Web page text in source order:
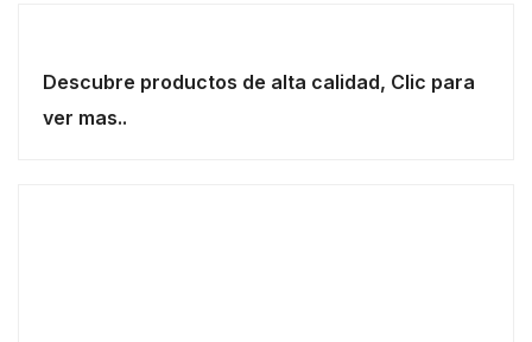
Descubre productos de alta calidad, Clic para
ver mas..